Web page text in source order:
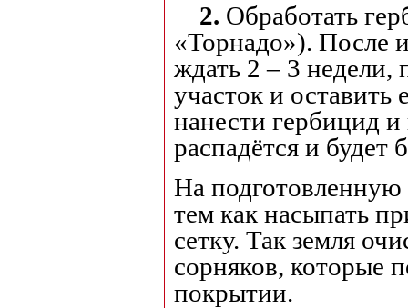
2. Обработать
«Торнадо»). После
ждать 2 – 3 недели,
участок и оставить
нанести гербицид и
распадётся и будет
На подготовленную
тем как насыпать
сетку. Так земля
сорняков, которые
покрытии.